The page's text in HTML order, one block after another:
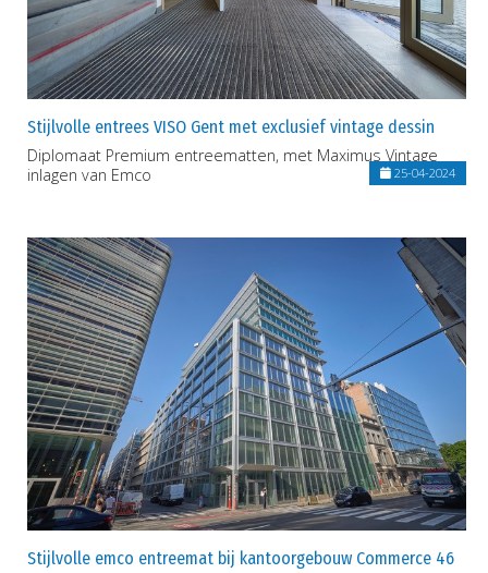
Stijlvolle entrees VISO Gent met exclusief vintage dessin
Diplomaat Premium entreematten, met Maximus Vintage
inlagen van Emco
25-04-2024
Stijlvolle emco entreemat bij kantoorgebouw Commerce 46